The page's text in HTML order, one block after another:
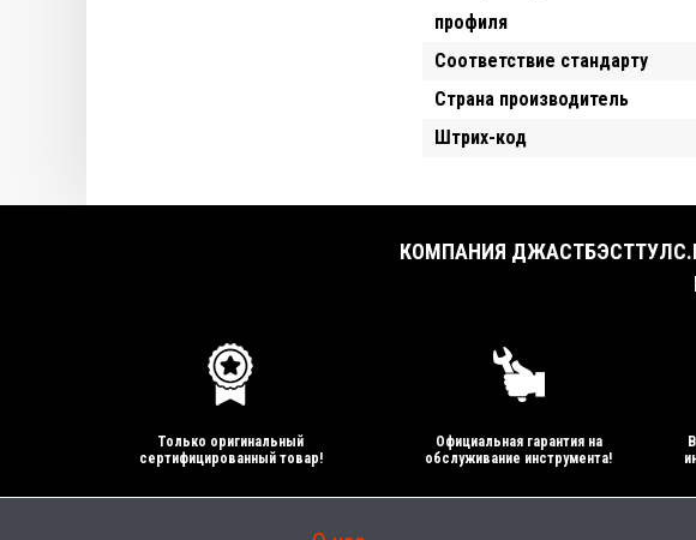
профиля
Соответствие стандарту
Страна производитель
Штрих-код
КОМПАНИЯ
Только оригинальный
сертифицированный товар!
Официальная гарантия на
обслуживание инструмента!